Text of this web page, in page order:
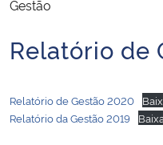
Ministério da Infraestrutura
Ministério da Agricultura, Pecuária
Gestão
Início do conteúdo
Relatório de
Relatório de Gestão 2020
Relatório da Gestão 2019